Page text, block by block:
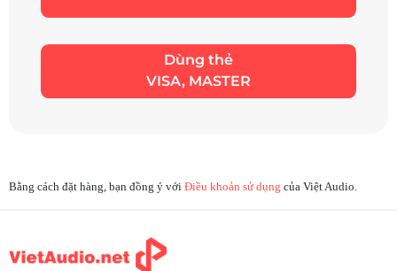
Dùng thẻ
VISA, MASTER
Bằng cách đặt hàng, bạn đồng ý với Điều khoản sử dụng của Việt Audio.